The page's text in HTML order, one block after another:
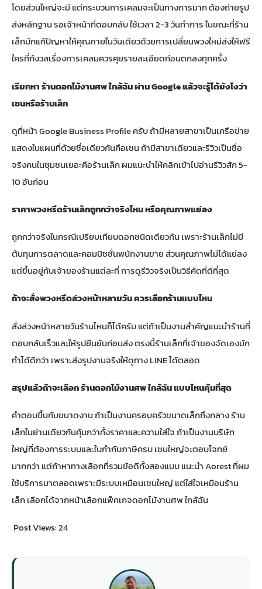
โดยส่วนใหญ่จะมี แต่กระบวนการเคลมจะเป็นทางการมาก ต้องถ่ายรูป
ส่งหลักฐาน รอเจ้าหน้าที่ตอบกลับ ใช้เวลา 2-3 วันทำการ ในขณะที่ร้าน
เล็กมักแก้ปัญหาให้คุณภายในวันเดียวด้วยการเปลี่ยนพวงใหม่ส่งให้ฟรี
ใครที่กังวลเรื่องการเคลมควรคุยรายละเอียดก่อนตกลงทุกครั้ง
เรียกหา ร้านดอกไม้งานศพ ใกล้ฉัน ผ่าน Google แล้วจะรู้ได้ยังไงว่า
เชนหรือร้านเล็ก
ดูที่หน้า Google Business Profile ครับ ถ้ามีหลายสาขาเป็นเครือข่าย
แสดงในแผนที่ด้วยชื่อเดียวกันคือเชน ถ้ามีสาขาเดียวและรีวิวเป็นชื่อ
จริงคนในชุมชนเยอะคือร้านเล็ก ผมแนะนำให้คลิกเข้าไปอ่านรีวิวสัก 5-
10 อันก่อน
ราคาพวงหรีดร้านเล็กถูกกว่าจริงไหม หรือคุณภาพแย่ลง
ถูกกว่าจริงในกรณีเปรียบเทียบดอกชนิดเดียวกัน เพราะร้านเล็กไม่มี
ต้นทุนการตลาดและคอมมิชชั่นพนักงานขาย ส่วนคุณภาพไม่ได้แย่ลง
แต่ขึ้นอยู่กับเจ้าของร้านแต่ละที่ การดูรีวิวจริงเป็นวิธีคัดที่ดีที่สุด
ถ้าจะสั่งพวงหรีดล่วงหน้าหลายวัน ควรเลือกร้านแบบไหน
สั่งล่วงหน้าหลายวันร้านไหนก็ได้ครับ แต่ถ้าเป็นงานสำคัญแนะนำร้านที่
ตอบกลับเร็วและให้รูปยืนยันก่อนส่ง ตรงนี้ร้านเล็กที่เจ้าของจัดเองมัก
ทำได้ดีกว่า เพราะส่งรูปงานจริงให้ดูทาง LINE ได้ตลอด
สรุปแล้วถ้าจะเลือก ร้านดอกไม้งานศพ ใกล้ฉัน แบบไหนคุ้มที่สุด
คำตอบขึ้นกับขนาดงาน ถ้าเป็นงานครอบครัวขนาดเล็กถึงกลาง ร้าน
เล็กในย่านเดียวกันคุ้มกว่าทั้งราคาและความใส่ใจ ถ้าเป็นงานบริษัท
ใหญ่ที่ต้องการระบบและใบกำกับภาษีครบ เชนใหญ่จะตอบโจทย์
มากกว่า แต่ถ้าหาทางเลือกที่รวมข้อดีทั้งสองแบบ แนะนำ Aorest ที่ผม
ใช้บริการมาตลอดเพราะมีระบบเหมือนเชนใหญ่ แต่ใส่ใจเหมือนร้าน
เล็ก เลือกได้จากหน้าเลือกแพ็คเกจดอกไม้งานศพ ใกล้ฉัน
Post Views:24